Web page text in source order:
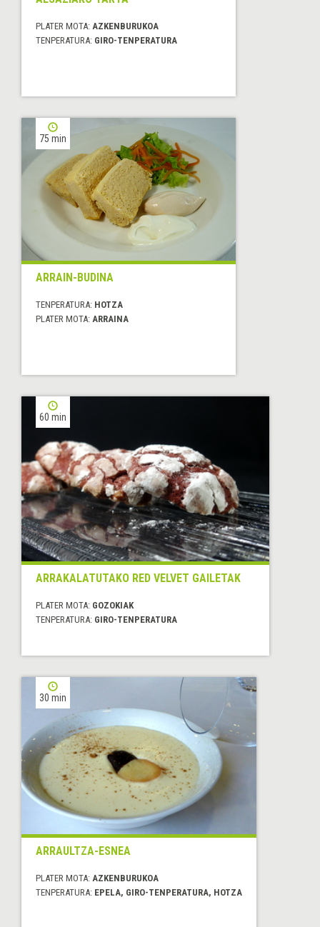
PLATER MOTA: AZKENBURUKOA
TENPERATURA: GIRO-TENPERATURA
75 min
ARRAIN-BUDINA
TENPERATURA: HOTZA
PLATER MOTA: ARRAINA
60 min
ARRAKALATUTAKO RED VELVET GAILETAK
PLATER MOTA: GOZOKIAK
TENPERATURA: GIRO-TENPERATURA
30 min
ARRAULTZA-ESNEA
PLATER MOTA: AZKENBURUKOA
TENPERATURA: EPELA, GIRO-TENPERATURA, HOTZA